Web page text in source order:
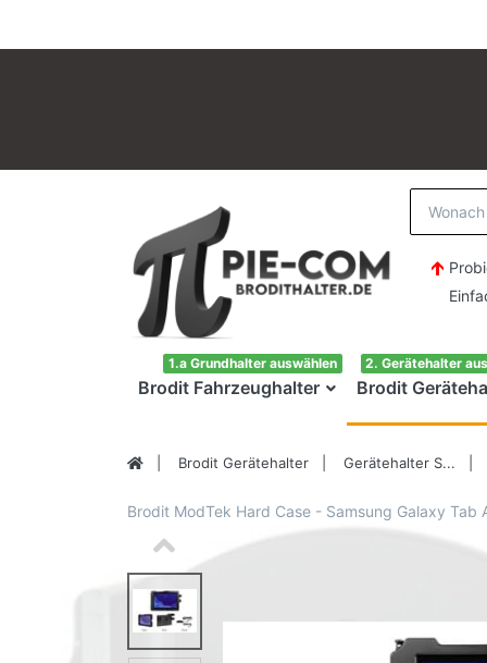
Einfach
Brodit Fahrzeughalter
1.a Grundhalter auswählen
Brodit
2. Gerätehalter
Brodit Gerätehalter Gerätehalter S...
Brodit ModTek Hard Case - Samsung Galaxy